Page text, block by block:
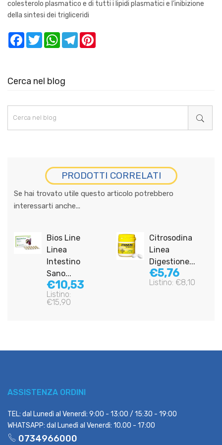
Cerca nel blog
colesterolo plasmatico e di tutti i lipidi plasmatici e l’inibizione
della sintesi dei trigliceridi
Facebook
TwitterWhatsAppTelegram
PRODOTTI CORRELATI
Se hai trovato utile questo articolo potrebbero
interessarti anche...
Bios Line
Linea
Intestino
Sano...
€10,53
Listino:
€15,90
Citrosodina
Linea
Digestione...
€5,76
Listino: €8,10
ASSISTENZA ORDINI
TEL: dal Lunedì al Venerdì: 9:00 - 13:00 / 15:30 - 19:00
WHATSAPP: dal Lunedì al Venerdì: 10.00 - 17:00
0734966000